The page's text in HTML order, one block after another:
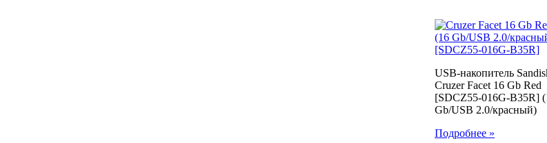
USB-накопитель
Cruzer Facet 16 Gb Red
[SDCZ55-016G-B35R]
Gb/USB 2.0/красный)
Подробнее »